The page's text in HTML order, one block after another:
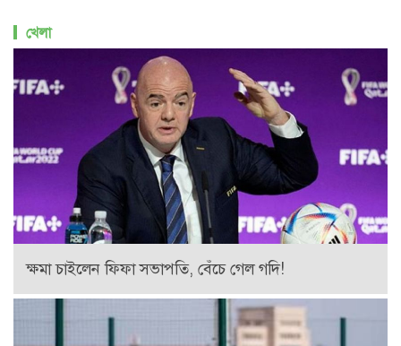
খেলা
ক্ষমা চাইলেন ফিফা সভাপতি, বেঁচে গেল গদি!